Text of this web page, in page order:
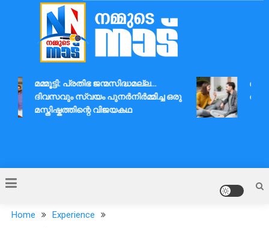
Nammude Naadu
മമ്മൂട്ടി: പ്രതിഭ ജന്മസിദ്ധമല്ല…
ദിവസവും സ്വയം പുനർനിർമ്മിച്ച ഒരു
മസ്തിഷ്കത്തിന്റെ വിജയകഥ
Home
Experience